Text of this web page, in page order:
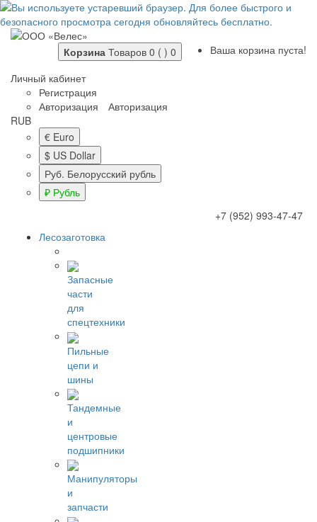
Корзина Товаров 0 ( ) 0
Ваша корзина пуста!
Личный кабинет
Регистрация
Авторизация
Авторизация
RUB
€ Euro
$ US Dollar
Руб. Белорусский рубль
₽ Рубль
+7 (952) 993-47-47
Лесозаготовка
Запасные
части
для
спецтехники
Пильные
цепи и
шины
Тандемные
и
центровые
подшипники
Манипуляторы
и
запчасти